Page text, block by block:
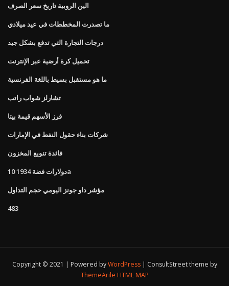
الين الروبية تاريخ سعر الصرف
ما تصدرت المخططات في عيد ميلادي
درجات التجارة التي تدفع بشكل جيد
تحميل كرة أرضية عبر الإنترنت
ما هو مستقبل بسيط باللغة الفرنسية
تشارلز شواب راتب
فرز الأسهم قيمة بيتا
شركات بناء حقول النفط في الإمارات
فائدة تنويع المخزون
10 دولارات فضة 1934a
مؤشر داو جونز اليومي حجم التداول
483
Copyright © 2021 | Powered byWordPress
ConsultStreet theme by
ThemeArile HTML MAP